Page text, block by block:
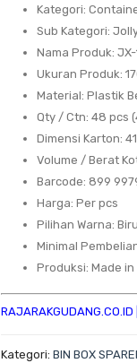
Kategori:
Sub Kategori:
Nama Produk:
Ukuran Produk:
Material: Plastik
Qty / Ctn: 48 pcs
Dimensi Karton:
Volume / Berat
Barcode: 899
Harga: Per pcs
Pilihan Warna:
Minimal
Produksi: Made
RAJARAKGUDANG.CO.ID
Kategori: BIN BOX